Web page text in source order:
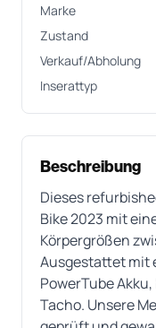
Marke
Zustand
Verkauf/Abholung
Inserattyp
Beschreibung
Dieses
Bike 2023 mit
Körpergrößen
Ausgestattet mit
PowerTube
Tacho. Unsere